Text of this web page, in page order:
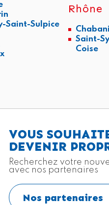
Saint-Sulpice
Rhône
Saint-
Coise
VOUS
DEVENIR
Recherchez votre
avec nos partenaires
Nos partenaires